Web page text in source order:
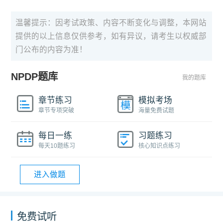
温馨提示：因考试政策、内容不断变化与调整，本网站
提供的以上信息仅供参考，如有异议，请考生以权威部
门公布的内容为准！
NPDP题库 我的题库
章节练习
章节专项突破
模拟考场
海量免费试题
每日一练
每天10题练习
习题练习
核心知识点练习
进入做题
免费试听